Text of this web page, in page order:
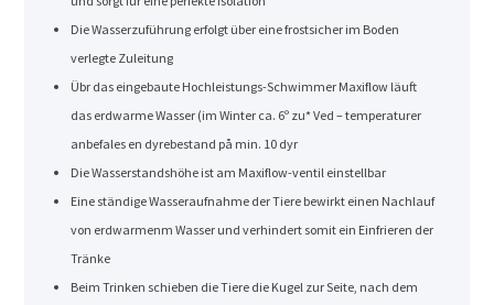
Die Wasserzuführung erfolgt über eine frostsicher im Boden
verlegte Zuleitung
Übr das eingebaute Hochleistungs-Schwimmer Maxiflow läuft
das erdwarme Wasser (im Winter ca. 6º zu* Ved – temperaturer
anbefales en dyrebestand på min. 10 dyr
Die Wasserstandshöhe ist am Maxiflow-ventil einstellbar
Eine ständige Wasseraufnahme der Tiere bewirkt einen Nachlauf
von erdwarmenm Wasser und verhindert somit ein Einfrieren der
Tränke
Beim Trinken schieben die Tiere die Kugel zur Seite, nach dem